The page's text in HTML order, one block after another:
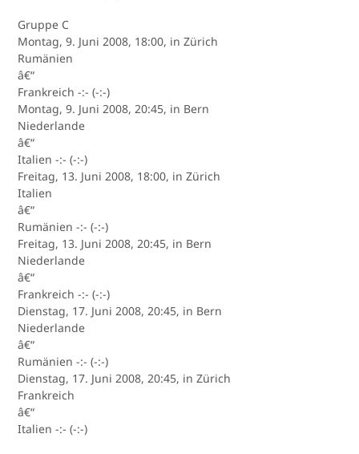
Gruppe C
Montag, 9. Juni 2008, 18:00, in Zürich
Rumänien
â€“
Frankreich -:- (-:-)
Montag, 9. Juni 2008, 20:45, in Bern
Niederlande
â€“
Italien -:- (-:-)
Freitag, 13. Juni 2008, 18:00, in Zürich
Italien
â€“
Rumänien -:- (-:-)
Freitag, 13. Juni 2008, 20:45, in Bern
Niederlande
â€“
Frankreich -:- (-:-)
Dienstag, 17. Juni 2008, 20:45, in Bern
Niederlande
â€“
Rumänien -:- (-:-)
Dienstag, 17. Juni 2008, 20:45, in Zürich
Frankreich
â€“
Italien -:- (-:-)